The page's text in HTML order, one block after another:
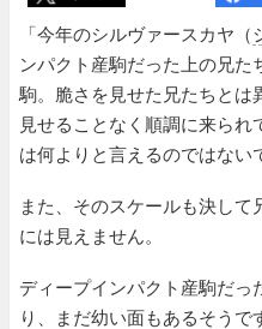
「今年のシルヴァースカヤ（
ンパクト産駒だった上の兄た
駒。脆さを見せた兄たちとは
見せることなく順調に来られ
は何よりと言えるのではない
また、そのスケールも決して
には見えません。
ディープインパクト産駒だっ
り、まだ幼い面もあるそうで